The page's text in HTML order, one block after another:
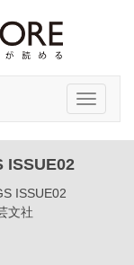
Toggle
ISSUE02
ISSUE02
文社